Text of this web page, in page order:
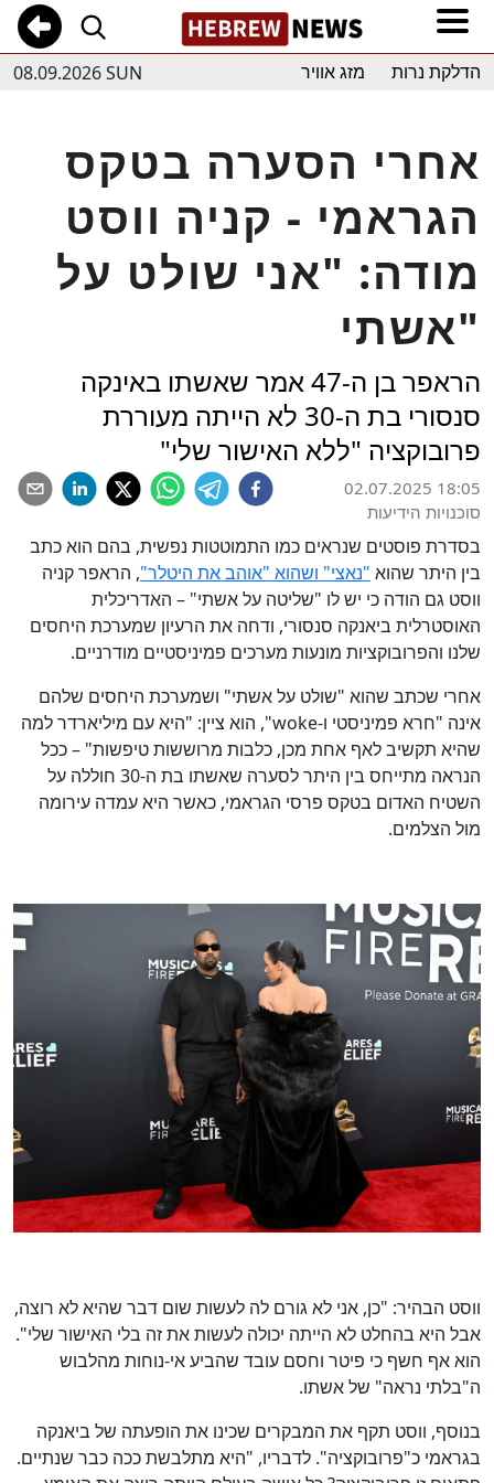
08.09.2026 SUN הדלקת נרות מזג אוויר
אחרי הסערה בטקס
הגראמי - קניה ווסט
מודה: "אני שולט על
אשתי"
הראפר בן ה-47 אמר שאשתו באינקה
סנסורי בת ה-30 לא הייתה מעוררת
פרובוקציה "ללא האישור שלי"
02.07.2025 18:05
סוכנויות הידיעות
בסדרת פוסטים שנראים כמו התמוטטות נפשית, בהם הוא כתב
בין היתר שהוא "נאצי" ושהוא "אוהב את היטלר", הראפר קניה
ווסט גם הודה כי יש לו "שליטה על אשתי" – האדריכלית
האוסטרלית ביאנקה סנסורי, ודחה את הרעיון שמערכת היחסים
שלנו והפרובוקציות מונעות מערכים פמיניסטיים מודרניים.
אחרי שכתב שהוא "שולט על אשתי" ושמערכת היחסים שלהם
אינה "חרא פמיניסטי ו-woke", הוא ציין: "היא עם מיליארדר למה
שהיא תקשיב לאף אחת מכן, כלבות מרוששות טיפשות" – ככל
הנראה מתייחס בין היתר לסערה שאשתו בת ה-30 חוללה על
השטיח האדום בטקס פרסי הגראמי, כאשר היא עמדה עירומה
מול הצלמים.
ווסט הבהיר: "כן, אני לא גורם לה לעשות שום דבר שהיא לא רוצה,
אבל היא בהחלט לא הייתה יכולה לעשות את זה בלי האישור שלי".
הוא אף חשף כי פיטר וחסם עובד שהביע אי-נוחות מהלבוש
ה"בלתי נראה" של אשתו.
בנוסף, ווסט תקף את המבקרים שכינו את הופעתה של ביאנקה
בגראמי כ"פרובוקציה". לדבריו, "היא מתלבשת ככה כבר שנתיים.